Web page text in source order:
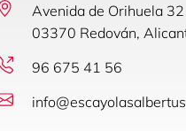
Avenida de Orihuela 32
03370 Redován,
96 675 41 56